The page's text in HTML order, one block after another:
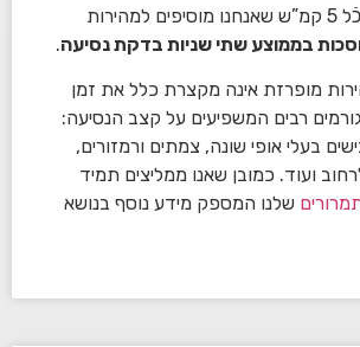
לפי נתונים אלו בכֿל 5 קמ”ש שאנחנו מוסיפים למהירות
בממוצע שתי שניות בדקת נסיעה.
מופרזת אינה מקצרת כלל את זמן
רבים המשפיעים על קצב הנסיעה:
בעלי אופי שונה, צמתים ורמזורים,
ועוד. כמובן שאנו ממליצים תמיד
שלנו המספק מידע נוסף בנושא